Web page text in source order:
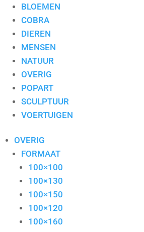
BLOEMEN
COBRA
DIEREN
MENSEN
NATUUR
OVERIG
POPART
SCULPTUUR
VOERTUIGEN
OVERIG
FORMAAT
100×100
100×130
100×150
100×120
100×160
Toevoegen aan mijn lijst / Offerte
girl